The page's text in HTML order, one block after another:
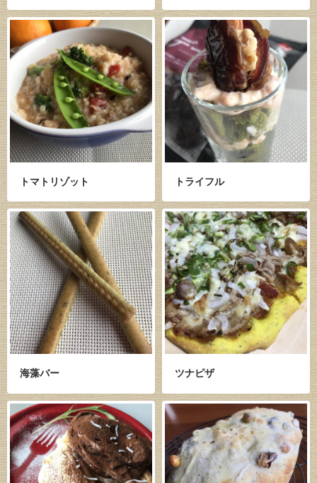
トマトリゾット トライフル
海藻バー ツナピザ